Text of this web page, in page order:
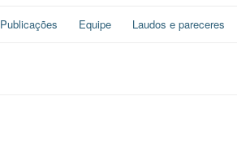
Publicações Equipe Laudos e pareceres